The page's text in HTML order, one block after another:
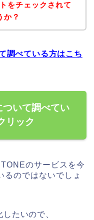
をチェックされて
か？
調べている方はこち
いて調べてい
リック
のサービスを今
るのではないでしょ
たいので、